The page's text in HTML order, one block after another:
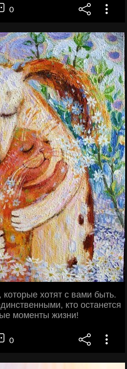
0
хотят с вами быть.
кто останется
моменты жизни!
0